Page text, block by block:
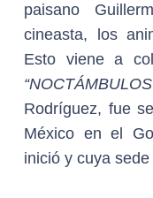
paisano
cineasta, los
Esto viene a
“
Rodríguez, fue
México en el
inició y cuya